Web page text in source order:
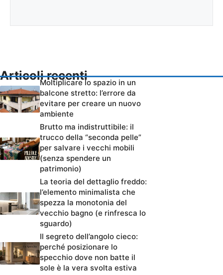
Articoli recenti
Moltiplicare lo spazio in un
balcone stretto: l’errore da
evitare per creare un nuovo
ambiente
Brutto ma indistruttibile: il
trucco della “seconda pelle”
per salvare i vecchi mobili
(senza spendere un
patrimonio)
La teoria del dettaglio freddo:
l’elemento minimalista che
spezza la monotonia del
vecchio bagno (e rinfresca lo
sguardo)
Il segreto dell’angolo cieco:
perché posizionare lo
specchio dove non batte il
sole è la vera svolta estiva